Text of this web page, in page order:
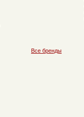
Все бренды